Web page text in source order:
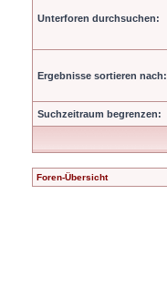
Unterforen durchsuchen:
Ergebnisse sortieren nach:
Suchzeitraum begrenzen:
Foren-Übersicht